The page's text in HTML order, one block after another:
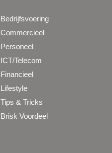
Bedrijfsvoering
Commercieel
Personeel
ICT/Telecom
Financieel
Lifestyle
Tips & Tricks
Brisk Voordeel